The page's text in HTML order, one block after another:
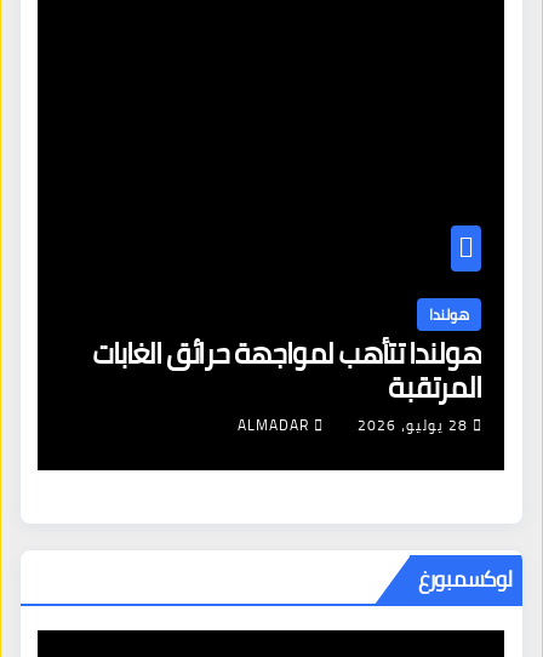
هولندا
هولندا تتأهب لمواجهة حرائق الغابات
المرتقبة
28 يوليو، 2026 ALMADAR
لوكسمبورغ